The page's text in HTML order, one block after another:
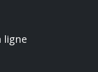
ligne